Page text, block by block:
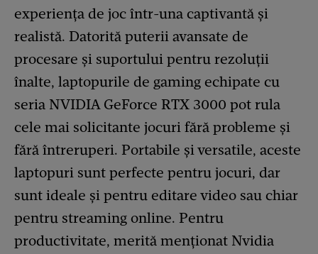
experiența de joc într-una captivantă și
realistă. Datorită puterii avansate de
procesare și suportului pentru rezoluții
înalte, laptopurile de gaming echipate cu
seria NVIDIA GeForce RTX 3000 pot rula
cele mai solicitante jocuri fără probleme și
fără întreruperi. Portabile și versatile, aceste
laptopuri sunt perfecte pentru jocuri, dar
sunt ideale și pentru editare video sau chiar
pentru streaming online. Pentru
productivitate, merită menționat Nvidia